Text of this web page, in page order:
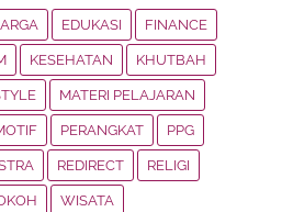
EDUKASI FINANCE
KESEHATAN KHUTBAH
MATERI PELAJARAN
PERANGKAT PPG
REDIRECT RELIGI
WISATA